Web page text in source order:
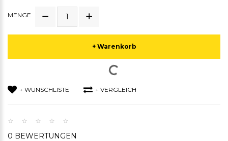
MENGE
+ Warenkorb
+ WUNSCHLISTE + VERGLEICH
0 BEWERTUNGEN